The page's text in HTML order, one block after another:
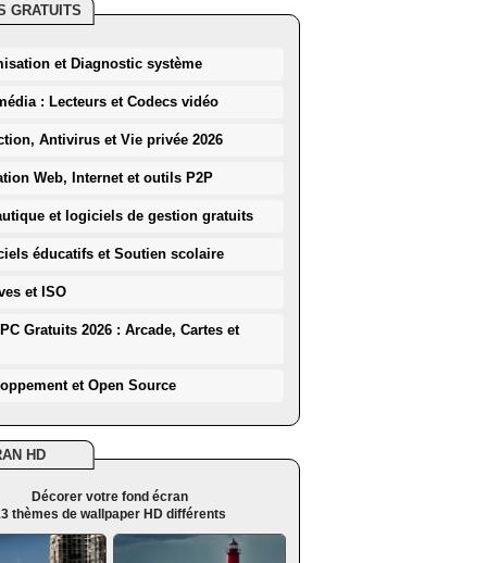
GRATUITS
et Diagnostic système
: Lecteurs et Codecs vidéo
Antivirus et Vie privée 2026
Web, Internet et outils P2P
et logiciels de gestion gratuits
éducatifs et Soutien scolaire
et ISO
Gratuits 2026 : Arcade, Cartes et
et Open Source
HD
Décorer votre fond écran
thèmes de wallpaper HD différents